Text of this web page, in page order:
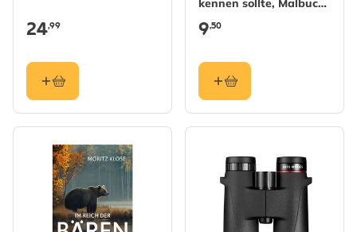
24,99
kennen sollte, Malbuch,
Band 1
9,50